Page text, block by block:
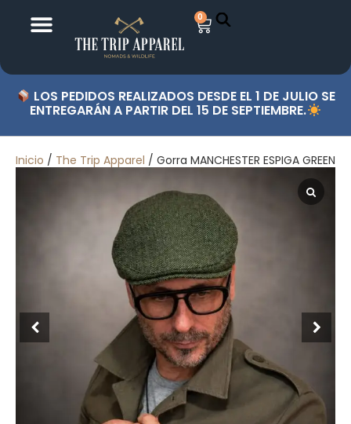
0
LOS PEDIDOS REALIZADOS DESDE EL 1 DE JULIO SE
ENTREGARÁN A PARTIR DEL 15 DE SEPTIEMBRE.
Inicio / The Trip Apparel / Gorra MANCHESTER ESPIGA GREEN